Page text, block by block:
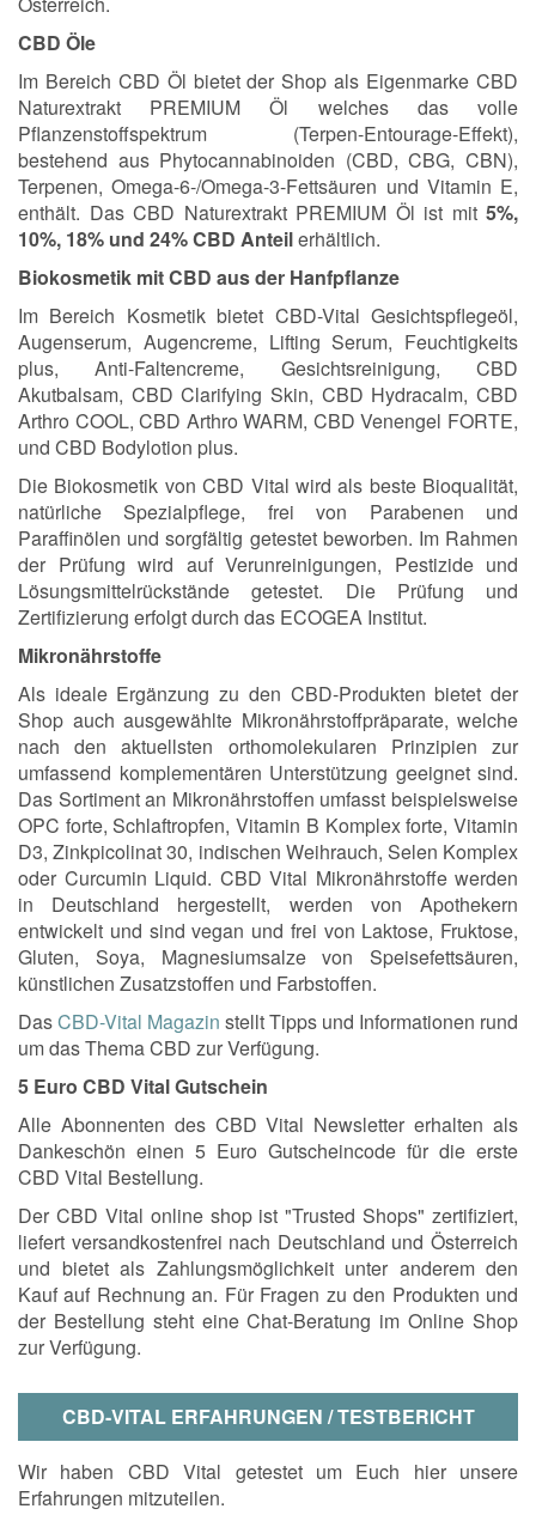
CBD Öle
Im Bereich CBD Öl bietet der Shop als Eigenmarke CBD
Naturextrakt PREMIUM Öl welches das volle
Pflanzenstoffspektrum (Terpen-Entourage-Effekt),
bestehend aus Phytocannabinoiden (CBD, CBG, CBN),
Terpenen, Omega-6-/Omega-3-Fettsäuren und Vitamin E,
enthält. Das CBD Naturextrakt PREMIUM Öl ist mit 5%,
10%, 18% und 24% CBD Anteilerhältlich.
Biokosmetik mit CBD aus der Hanfpflanze
Im Bereich Kosmetik bietet CBD-Vital Gesichtspflegeöl,
Augenserum, Augencreme, Lifting Serum, Feuchtigkeits
plus, Anti-Faltencreme, Gesichtsreinigung, CBD
Akutbalsam, CBD Clarifying Skin, CBD Hydracalm, CBD
Arthro COOL, CBD Arthro WARM, CBD Venengel FORTE,
und CBD Bodylotion plus.
Die Biokosmetik von CBD Vital wird als beste Bioqualität,
natürliche Spezialpflege, frei von Parabenen und
Paraffinölen und sorgfältig getestet beworben. Im Rahmen
der Prüfung wird auf Verunreinigungen, Pestizide und
Lösungsmittelrückstände getestet. Die Prüfung und
Zertifizierung erfolgt durch das ECOGEA Institut.
Mikronährstoffe
Als ideale Ergänzung zu den CBD-Produkten bietet der
Shop auch ausgewählte Mikronährstoffpräparate, welche
nach den aktuellsten orthomolekularen Prinzipien zur
umfassend komplementären Unterstützung geeignet sind.
Das Sortiment an Mikronährstoffen umfasst beispielsweise
OPC forte, Schlaftropfen, Vitamin B Komplex forte, Vitamin
D3, Zinkpicolinat 30, indischen Weihrauch, Selen Komplex
oder Curcumin Liquid. CBD Vital Mikronährstoffe werden
in Deutschland hergestellt, werden von Apothekern
entwickelt und sind vegan und frei von Laktose, Fruktose,
Gluten, Soya, Magnesiumsalze von Speisefettsäuren,
künstlichen Zusatzstoffen und Farbstoffen.
DasCBD-Vital Magazin stellt Tipps und Informationen rund
um das Thema CBD zur Verfügung.
5 Euro CBD Vital Gutschein
Alle Abonnenten des CBD Vital Newsletter erhalten als
Dankeschön einen 5 Euro Gutscheincode für die erste
CBD Vital Bestellung.
Der CBD Vital online shop ist "Trusted Shops" zertifiziert,
liefert versandkostenfrei nach Deutschland und Österreich
und bietet als Zahlungsmöglichkeit unter anderem den
Kauf auf Rechnung an. Für Fragen zu den Produkten und
der Bestellung steht eine Chat-Beratung im Online Shop
zur Verfügung.
CBD-VITAL ERFAHRUNGEN / TESTBERICHT
Wir haben CBD Vital getestet um Euch hier unsere
Erfahrungen mitzuteilen.